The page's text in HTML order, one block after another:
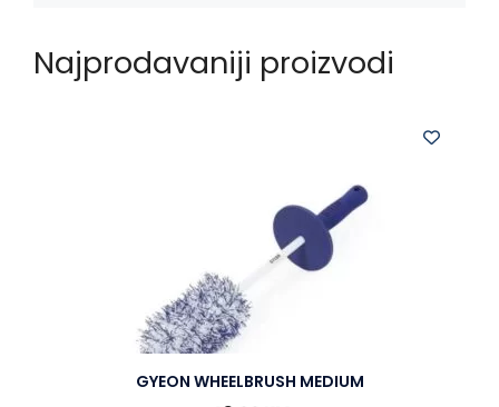
Najprodavaniji proizvodi
GYEON WHEELBRUSH MEDIUM